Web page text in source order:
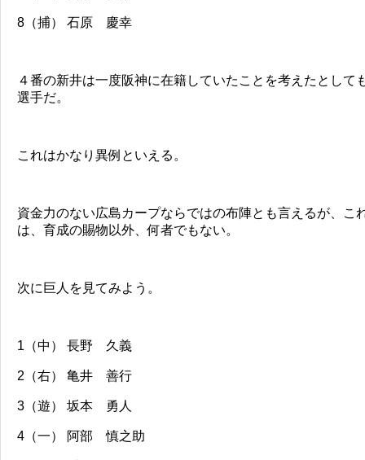
8（捕） 石原 慶幸
４番の新井は一度阪神に在籍していたことを考えたとして
選手だ。
これはかなり異例といえる。
資金力のない広島カープならではの布陣とも言えるが、こ
は、育成の賜物以外、何者でもない。
次に巨人を見てみよう。
1（中） 長野 久義
2（右） 亀井 善行
3（遊） 坂本 勇人
4（一） 阿部 慎之助